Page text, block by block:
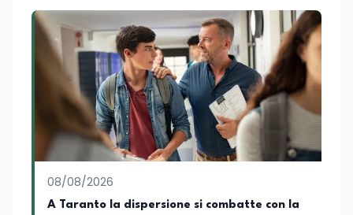
risiede stabilmente) e Presidente
Nazionale di ENBAS, ente bilaterale attivo
nella formazione professionale e nelle
politiche attive per il lavoro. In qualità di
Coordinatore Nazionale dei Progetti di
Ricerca presso ERSAF, guida iniziative che
coniugano intelligenza artificiale e
formazione, tra cui FindYourGoal.it,
piattaforma di orientamento scuola-
lavoro basata sul modello LifeComp,
Avatar4University.Org, sistema AI per la
creazione di corsi universitari con avatar
docente, KeepYouCare.it, piattaforma di
08/08/2026
A Taranto la dispersione si combatte con la